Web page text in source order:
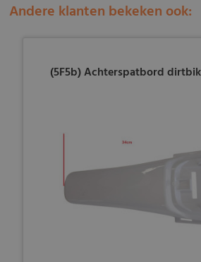
Andere klanten bekeken ook:
(5F5b) Achterspatbord